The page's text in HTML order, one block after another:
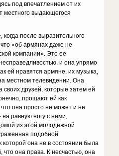
под впечатлением от их
местного выдающегося
после выразительного
«об армянах даже не
компании». Это ее
и она упрямо
ей нравятся армяне, их музыка,
местном телевидении. Она
друзей, которые затем ей
прощают ей как
она просто не может и не
равную ногу с ними,
из этой молодежной
подобной
которой она не в состоянии была
что она права. К несчастью, она